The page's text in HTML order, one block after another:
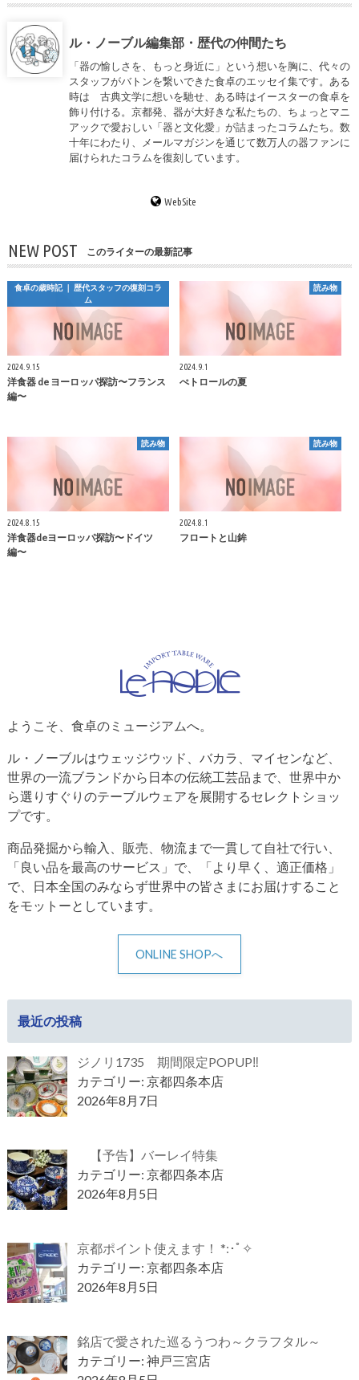
ル・ノーブル編集部・歴代の仲間たち
「器の愉しさを、もっと身近に」という想いを胸に、代々の
スタッフがバトンを繋いできた食卓のエッセイ集です。ある
時は 古典文学に想いを馳せ、ある時はイースターの食卓を
飾り付ける。京都発、器が大好きな私たちの、ちょっとマニ
アックで愛おしい「器と文化愛」が詰まったコラムたち。数
十年にわたり、メールマガジンを通じて数万人の器ファンに
届けられたコラムを復刻しています。
WebSite
NEW POST このライターの最新記事
食卓の歳時記 ｜ 歴代スタッフの復刻コラ
ム
2024.9.15
洋食器 de ヨーロッパ探訪〜フランス
編〜
読み物
2024.9.1
ぺトロールの夏
読み物
2024.8.15
洋食器deヨーロッパ探訪〜ドイツ
編〜
読み物
2024.8.1
フロートと山鉾
ようこそ、食卓のミュージアムへ。
ル・ノーブルはウェッジウッド、バカラ、マイセンなど、
世界の一流ブランドから日本の伝統工芸品まで、世界中か
ら選りすぐりのテーブルウェアを展開するセレクトショッ
プです。
商品発掘から輸入、販売、物流まで一貫して自社で行い、
「良い品を最高のサービス」で、「より早く、適正価格」
で、日本全国のみならず世界中の皆さまにお届けすること
をモットーとしています。
ONLINE SHOPへ
最近の投稿
ジノリ1735 期間限定POPUP‼
カテゴリー: 京都四条本店
2026年8月7日
【予告】バーレイ特集
カテゴリー: 京都四条本店
2026年8月5日
京都ポイント使えます！ *:･ﾟ✧
カテゴリー: 京都四条本店
2026年8月5日
銘店で愛された巡るうつわ～クラフタル～
カテゴリー: 神戸三宮店